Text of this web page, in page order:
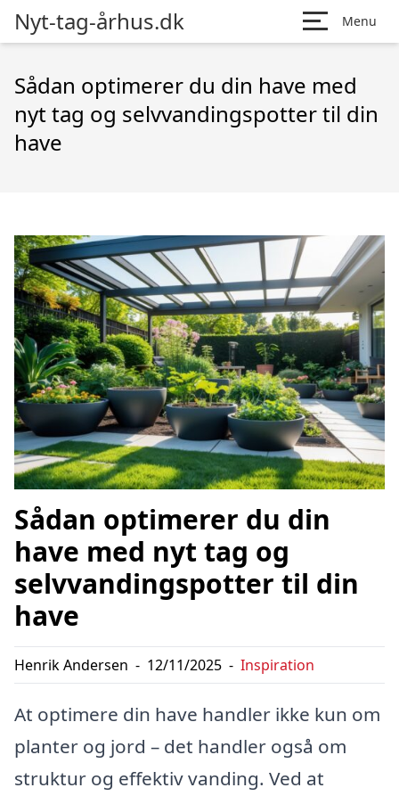
Nyt-tag-århus.dk Menu
Sådan optimerer du din have med
nyt tag og selvvandingspotter til din
have
Sådan optimerer du din
have med nyt tag og
selvvandingspotter til din
have
Henrik Andersen - 12/11/2025 - Inspiration
At optimere din have handler ikke kun om
planter og jord – det handler også om
struktur og effektiv vanding. Ved at